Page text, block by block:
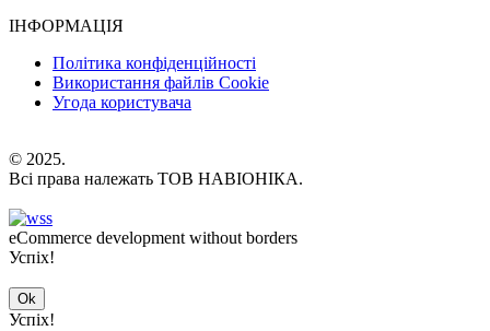
ІНФОРМАЦІЯ
Політика конфіденційності
Використання файлів Cookie
Угода користувача
© 2025.
Всі права належать ТОВ НАВІОНІКА.
eCommerce development without borders
Успіх!
Ok
Успіх!